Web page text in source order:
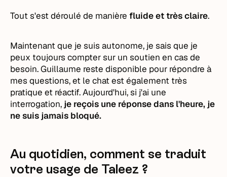
Tout s'est déroulé de manièrefluide et très claire.
Maintenant que je suis autonome, je sais que je
peux toujours compter sur un soutien en cas de
besoin. Guillaume reste disponible pour répondre à
mes questions, et le chat est également très
pratique et réactif. Aujourd'hui, si j'ai une
interrogation, je reçois une réponse dans l'heure, je
ne suis jamais bloqué.
Au quotidien, comment se traduit
votre usage de Taleez ?